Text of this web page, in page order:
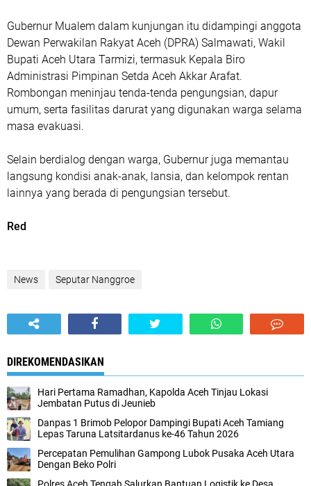
‎Gubernur Mualem dalam kunjungan itu didampingi anggota
Dewan Perwakilan Rakyat Aceh (DPRA) Salmawati, Wakil
Bupati Aceh Utara Tarmizi, termasuk Kepala Biro
Administrasi Pimpinan Setda Aceh Akkar Arafat.
Rombongan meninjau tenda-tenda pengungsian, dapur
umum, serta fasilitas darurat yang digunakan warga selama
masa evakuasi.
‎Selain berdialog dengan warga, Gubernur juga memantau
langsung kondisi anak-anak, lansia, dan kelompok rentan
lainnya yang berada di pengungsian tersebut.
Red
News Seputar Nanggroe
DIREKOMENDASIKAN
Hari Pertama Ramadhan, Kapolda Aceh Tinjau Lokasi
Jembatan Putus di Jeunieb
Danpas 1 Brimob Pelopor Dampingi Bupati Aceh Tamiang
Lepas Taruna Latsitardanus ke-46 Tahun 2026
Percepatan Pemulihan Gampong Lubok Pusaka Aceh Utara
Dengan Beko Polri